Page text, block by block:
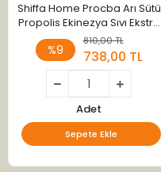
Shiffa Home Procba Arı Sütü
Propolis Ekinezya Sıvı Ekstre
100ml
%9
810,00 TL
738,00 TL
Adet
Sepete Ekle